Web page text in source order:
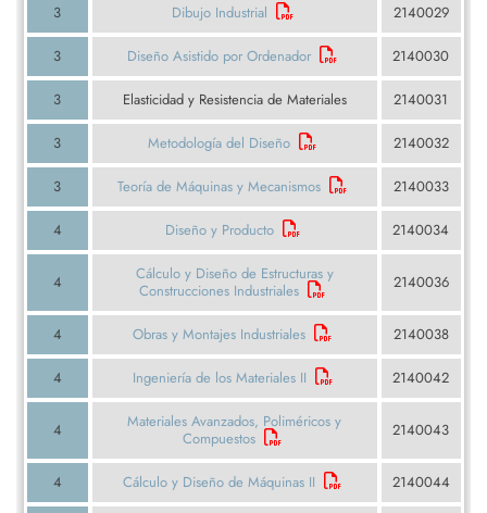
3 Dibujo Industrial 2140029
3 Diseño Asistido por Ordenador 2140030
3 Elasticidad y Resistencia de Materiales 2140031
3 Metodología del Diseño 2140032
3 Teoría de Máquinas y Mecanismos 2140033
4 Diseño y Producto 2140034
4
Cálculo y Diseño de Estructuras y
Construcciones Industriales
2140036
4 Obras y Montajes Industriales 2140038
4 Ingeniería de los Materiales II 2140042
4
Materiales Avanzados, Poliméricos y
Compuestos
2140043
4 Cálculo y Diseño de Máquinas II 2140044